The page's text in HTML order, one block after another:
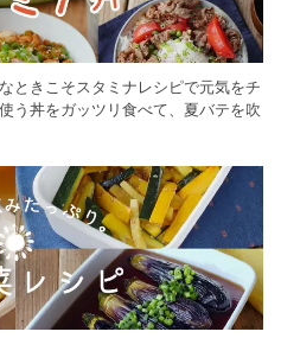
ときこそスタミナレシピで元気をチ
う丼をガッツリ食べて、夏バテを吹